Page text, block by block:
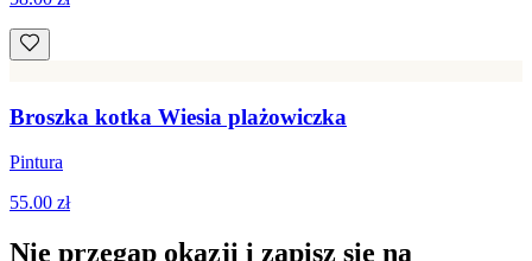
Broszka kotka Wiesia plażowiczka
Pintura
55.00 zł
Nie przegap okazji i zapisz się na